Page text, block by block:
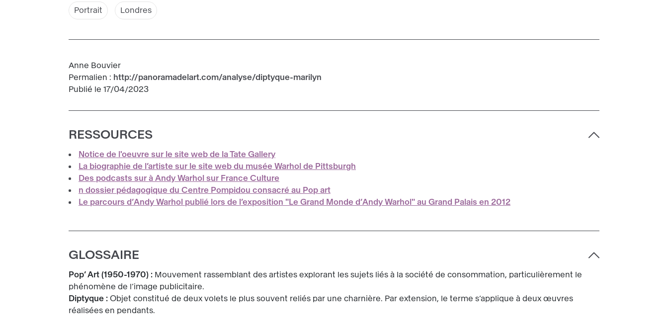
Portrait Londres
Anne Bouvier
Permalien : http://panoramadelart.com/analyse/diptyque-marilyn
Publié le 17/04/2023
RESSOURCES
Notice de l'oeuvre sur le site web de la Tate Gallery
La biographie de l’artiste sur le site web du musée Warhol de Pittsburgh
Des podcasts sur à Andy Warhol sur France Culture
n dossier pédagogique du Centre Pompidou consacré au Pop art
Le parcours d’Andy Warhol publié lors de l’exposition "Le Grand Monde d’Andy Warhol" au Grand Palais en 2012
GLOSSAIRE
Pop’ Art (1950-1970) : Mouvement rassemblant des artistes explorant les sujets liés à la société de consommation, particulièrement le
phénomène de l’image publicitaire.
Diptyque : Objet constitué de deux volets le plus souvent reliés par une charnière. Par extension, le terme s’applique à deux œuvres
réalisées en pendants.